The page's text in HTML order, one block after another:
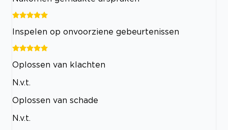
Inspelen op onvoorziene gebeurtenissen
Oplossen van klachten
N.v.t.
Oplossen van schade
N.v.t.